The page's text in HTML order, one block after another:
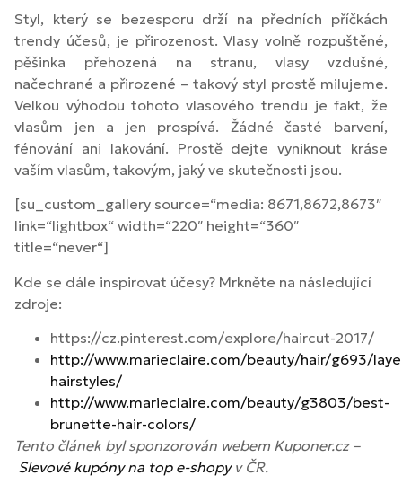
Styl, který se bezesporu drží na předních příčkách
trendy účesů, je přirozenost. Vlasy volně rozpuštěné,
pěšinka přehozená na stranu, vlasy vzdušné,
načechrané a přirozené – takový styl prostě milujeme.
Velkou výhodou tohoto vlasového trendu je fakt, že
vlasům jen a jen prospívá. Žádné časté barvení,
fénování ani lakování. Prostě dejte vyniknout kráse
vaším vlasům, takovým, jaký ve skutečnosti jsou.
[su_custom_gallery source=“media: 8671,8672,8673″
link=“lightbox“ width=“220″ height=“360″
title=“never“]
Kde se dále inspirovat účesy? Mrkněte na následující
zdroje:
https://cz.pinterest.com/explore/haircut-2017/
http://www.marieclaire.com/beauty/hair/g693/
hairstyles/
http://www.marieclaire.com/beauty/g3803/best-
brunette-hair-colors/
Tento článek byl sponzorován webem Kuponer.cz –
Slevové kupóny na top e-shopyv ČR.